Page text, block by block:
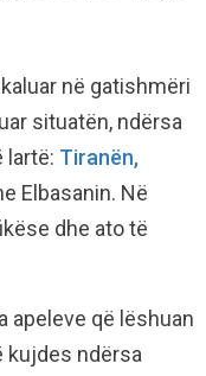
në gatishmëri
situatën, ndërsa
lartë: Tiranën,
Elbasanin. Në
dhe ato të
apeleve që lëshuan
kujdes ndërsa